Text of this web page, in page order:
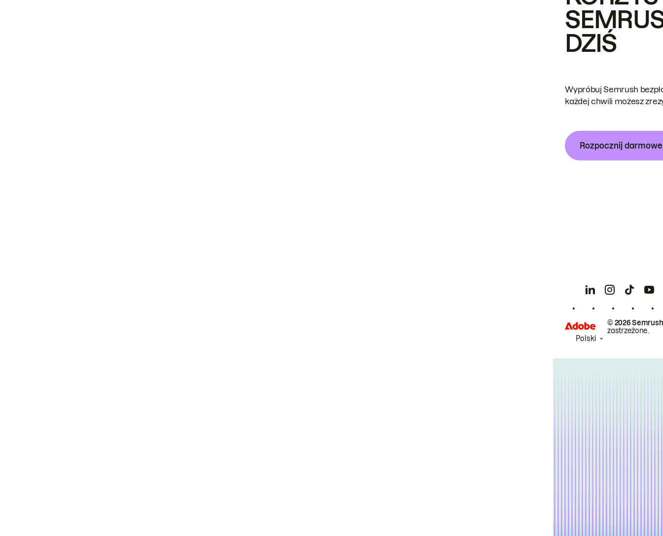
DZIŚ
Wypróbuj Semrush
każdej chwili możesz
Rozpocznij
© 2026
zastrzeżone.
Polski